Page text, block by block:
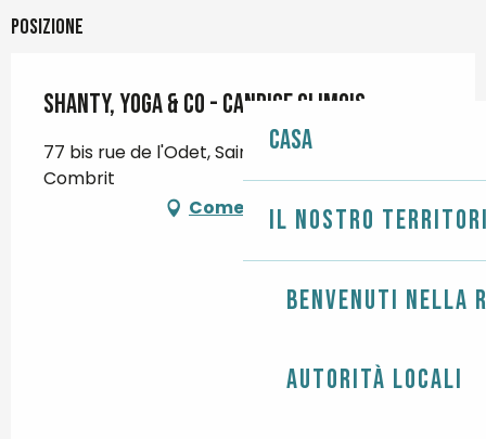
Casa
Il nostro
Benvenuti nella
Autorità locali
Posizione
Shanty, yoga & co - Candice Glimois
77 bis rue de l'Odet, Sainte-Marine, 29120
Combrit
Come arrivare